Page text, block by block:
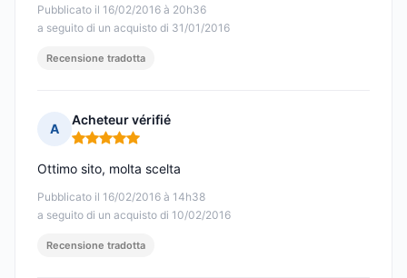
Pubblicato il 16/02/2016 à 20h36
a seguito di un acquisto di 31/01/2016
Recensione tradotta
A
Acheteur vérifié
Nota: 5 su 5
Pubblicato il 16/02/2016 à 14h38
a seguito di un acquisto di 10/02/2016
Ottimo sito, molta scelta
Recensione tradotta